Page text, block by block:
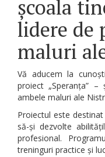
școala
lidere de
maluri
Vă aducem la
proiect „Speranța”
ambele maluri ale
Proiectul este
să-și dezvolte
profesional.
treninguri practice și